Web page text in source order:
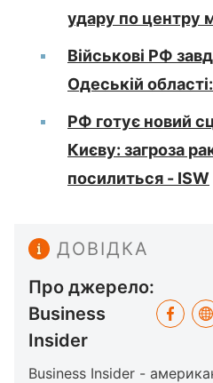
удару по центру
Військові РФ
Одеській
РФ готує новий
Києву: загроза
посилиться - ISW
ДОВІДКА
Про джерело:
Business
Insider
Business Insider -